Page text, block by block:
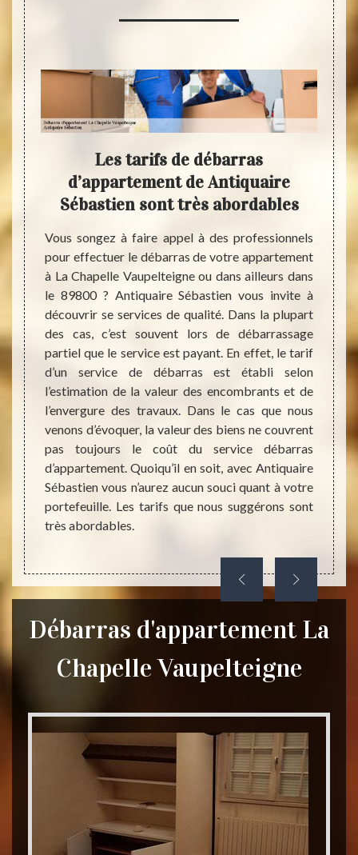
?
un
Cela
ne
est
de
une
et
Les tarifs de débarras
d’appartement de Antiquaire
Sébastien sont très abordables
Vous songez à faire appel à des professionnels
pour effectuer le débarras de votre appartement
à La Chapelle Vaupelteigne ou dans ailleurs dans
le 89800 ? Antiquaire Sébastien vous invite à
découvrir se services de qualité. Dans la plupart
des cas, c’est souvent lors de débarrassage
partiel que le service est payant. En effet, le tarif
d’un service de débarras est établi selon
l’estimation de la valeur des encombrants et de
l’envergure des travaux. Dans le cas que nous
venons d’évoquer, la valeur des biens ne couvrent
pas toujours le coût du service débarras
d’appartement. Quoiqu’il en soit, avec Antiquaire
Sébastien vous n’aurez aucun souci quant à votre
portefeuille. Les tarifs que nous suggérons sont
très abordables.
pour
Cela
pas
afin
Débarras d'appartement La
Chapelle Vaupelteigne